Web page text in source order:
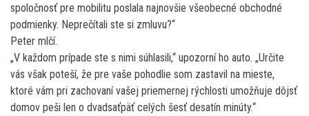
spoločnosť pre mobilitu poslala najnovšie všeobecné obchodné
podmienky. Neprečítali ste si zmluvu?“
Peter mlčí.
„V každom prípade ste s nimi súhlasili,“ upozorní ho auto. „Určite
vás však poteší, že pre vaše pohodlie som zastavil na mieste,
ktoré vám pri zachovaní vašej priemernej rýchlosti umožňuje dôjsť
domov peši len o dvadsaťpäť celých šesť desatín minúty.“